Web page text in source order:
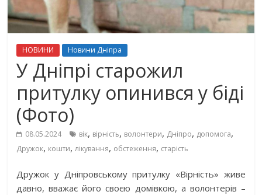
НОВИНИ Новини Дніпра
У Дніпрі старожил
притулку опинився у біді
(Фото)
08.05.2024 вік, вірність, волонтери, Дніпро, допомога,
Дружок, кошти,лікування, обстеження, старість
Дружок у Дніпровському притулку «Вірність» живе
давно, вважає його своєю домівкою, а волонтерів –